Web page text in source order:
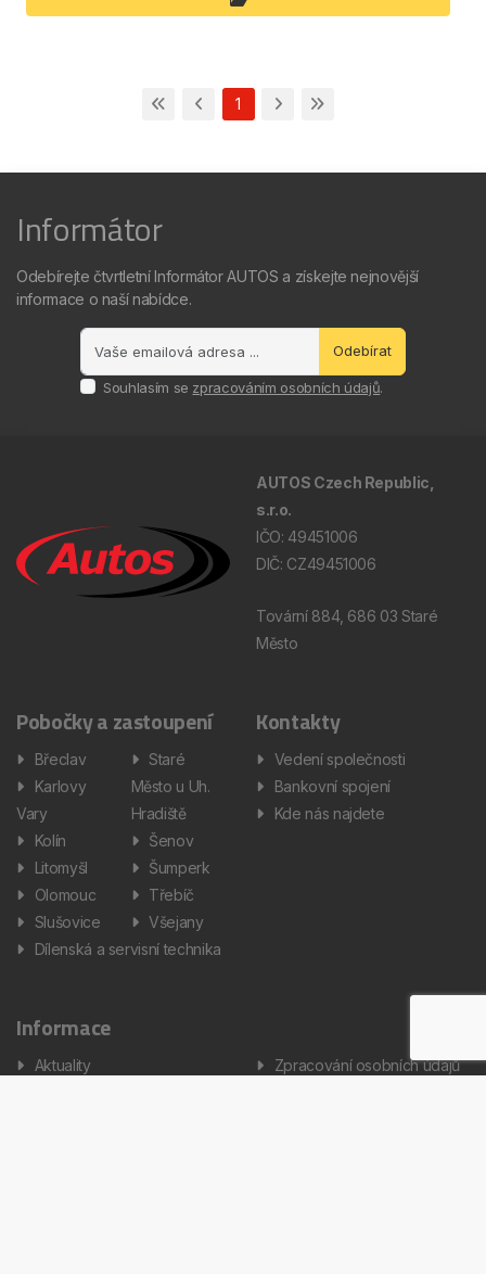
1
Informátor
Odebírejte čtvrtletní Informátor AUTOS a získejte nejnovější
informace o naší nabídce.
Odebírat
Souhlasím se zpracováním osobních údajů.
AUTOS Czech Republic,
s.r.o.
IČO: 49451006
DIČ: CZ49451006
Tovární 884, 686 03 Staré
Město
Pobočky a zastoupení
Břeclav
Karlovy
Vary
Kolín
Litomyšl
Olomouc
Slušovice
Staré
Město u Uh.
Hradiště
Šenov
Šumperk
Třebíč
Všejany
Dílenská a servisní technika
Kontakty
Vedení společnosti
Bankovní spojení
Kde nás najdete
Informace
Aktuality
Zpracování osobních údajů